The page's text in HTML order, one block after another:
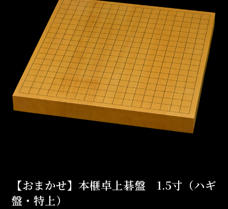
【おまかせ】本榧卓上碁盤 1.5寸（ハギ
盤・特上）